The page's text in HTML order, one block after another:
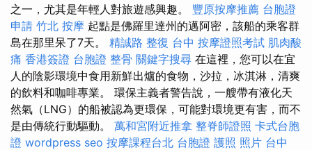
之一，尤其是年輕人對旅遊感興趣。 豐原按摩推薦 台胞證
申請 竹北 按摩 起點是佛羅里達州的邁阿密，該船的乘客群
島在那里呆了7天。 精誠路 整復 台中 按摩證照考試 肌肉酸
痛 香港簽證 台胞證 整骨 關鍵字搜尋 在這裡，您可以在宜
人的陰影環境中食用新鮮出爐的食物，沙拉，冰淇淋，清爽
的飲料和咖啡專業。 環保主義者警告說，一艘帶有液化天
然氣（LNG）的船被認為更環保，可能對環境更有害，而不
是由傳統行動驅動。 萬和宮附近推拿 整脊師證照 卡式台胞
證 wordpress seo 按摩課程台北 台胞證 護照 照片 台中